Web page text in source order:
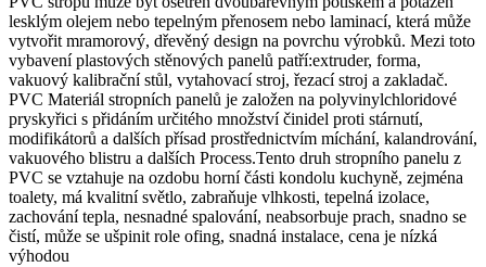
lesklým olejem nebo tepelným přenosem nebo laminací, která může
vytvořit mramorový, dřevěný design na povrchu výrobků. Mezi toto
vybavení plastových stěnových panelů patří:extruder, forma,
vakuový kalibrační stůl, vytahovací stroj, řezací stroj a zakladač.
PVC Materiál stropních panelů je založen na polyvinylchloridové
pryskyřici s přidáním určitého množství činidel proti stárnutí,
modifikátorů a dalších přísad prostřednictvím míchání, kalandrování,
vakuového blistru a dalších Process.Tento druh stropního panelu z
PVC se vztahuje na ozdobu horní části kondolu kuchyně, zejména
toalety, má kvalitní světlo, zabraňuje vlhkosti, tepelná izolace,
zachování tepla, nesnadné spalování, neabsorbuje prach, snadno se
čistí, může se ušpinit role ofing, snadná instalace, cena je nízká
výhodou